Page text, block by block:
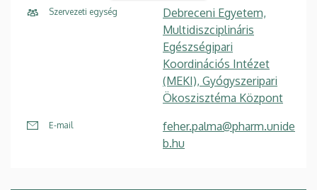
Szervezeti egység
Debreceni Egyetem,
Multidiszciplináris
Egészségipari
Koordinációs Intézet
(MEKI), Gyógyszeripari
Ökoszisztéma Központ
E-mail
feher.palma@pharm.unide
b.hu